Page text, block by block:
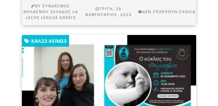
BYΣΎΝΔΕΣΜΟΣ
ΘΗΛΑΣΜΟΎ ΕΛΛΆΔΟΣ LA
LECHE LEAGUE GREECE
ΤΡΊΤΗ, 28
ΦΕΒΡΟΥΑΡΊΟΥ, 2023
ΔΕΝ ΥΠΆΡΧΟΥΝ ΣΧΌΛΙΑ
ΚΑΛ22-ΧΕΙΜ23